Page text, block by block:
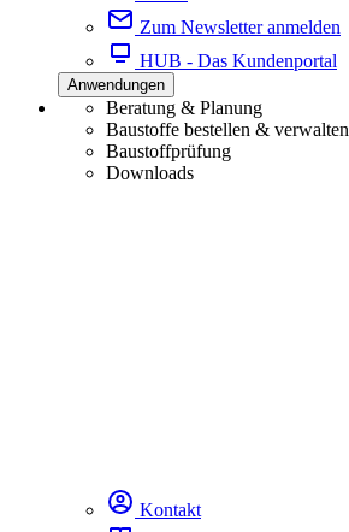
Zum Newsletter anmelden
HUB - Das Kundenportal
Anwendungen
Beratung & Planung
Baustoffe bestellen & verwalten
Baustoffprüfung
Downloads
Kontakt